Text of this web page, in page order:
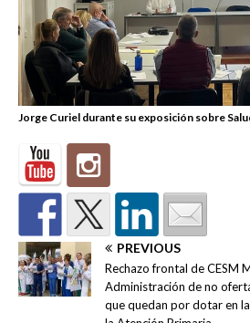
Jorge Curiel durante su exposición sobre
PREVIOUS
Rechazo frontal de CESM
Administración de no
que quedan por dotar en